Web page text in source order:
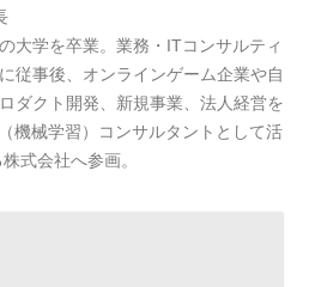
大学を卒業。業務・ITコンサルティ
従事後、オンラインゲーム企業や自
ダクト開発、新規事業、法人経営を
機械学習）コンサルタントとして活
式会社へ参画。